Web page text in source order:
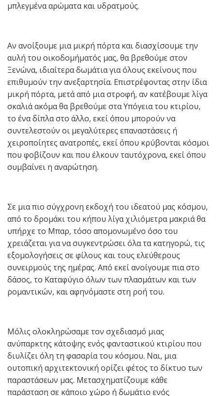
μπλεγμένα αρώματα και υδρατμούς.
Αν ανοίξουμε μια μικρή πόρτα και διασχίσουμε την
αυλή του οικοδομήματός μας, θα βρεθούμε στον
Ξενώνα, ιδιαίτερα δωμάτια για όλους εκείνους που
επιθυμούν την ανεξαρτησία. Επιστρέφοντας στην ίδια
μικρή πόρτα, μετά από μια στροφή, αν κατέβουμε λίγα
σκαλιά ακόμα θα βρεθούμε στα Υπόγεια του κτιρίου,
το ένα δίπλα στο άλλο, εκεί όπου μπορούν να
συντελεστούν οι μεγαλύτερες επαναστάσεις ή
χειροποίητες ανατροπές, εκεί όπου κρύβονται κόσμοι
που φοβίζουν και που έλκουν ταυτόχρονα, εκεί όπου
συμβαίνει η αναρώτηση.
Σε μια πιο σύγχρονη εκδοχή του ιδεατού μας κόσμου,
από το δρομάκι του κήπου λίγα χιλιόμετρα μακριά θα
υπήρχε το Μπαρ, τόσο απομονωμένο όσο του
χρειάζεται για να συγκεντρώσει όλα τα κατηγορώ, τις
εξομολογήσεις σε φίλους και τους ελεύθερους
συνειρμούς της ημέρας. Από εκεί ανοίγουμε πια στο
δάσος, το Καταφύγιο όλων των πλασμάτων και των
ρομαντικών, και αφηνόμαστε στη ροή του.
Μόλις ολοκληρώσαμε τον σχεδιασμό μιας
ανύπαρκτης κάτοψης ενός φανταστικού κτιρίου που
διυλίζει όλη τη φασαρία του κόσμου. Ναι, μια
ουτοπική αρχιτεκτονική ορίζει φέτος το δίκτυο των
παραστάσεων μας. Μετασχηματίζουμε κάθε
παράσταση σε κάποιο χώρο ή δωμάτιο ενός